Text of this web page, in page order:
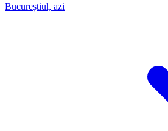
Bucureștiul, azi